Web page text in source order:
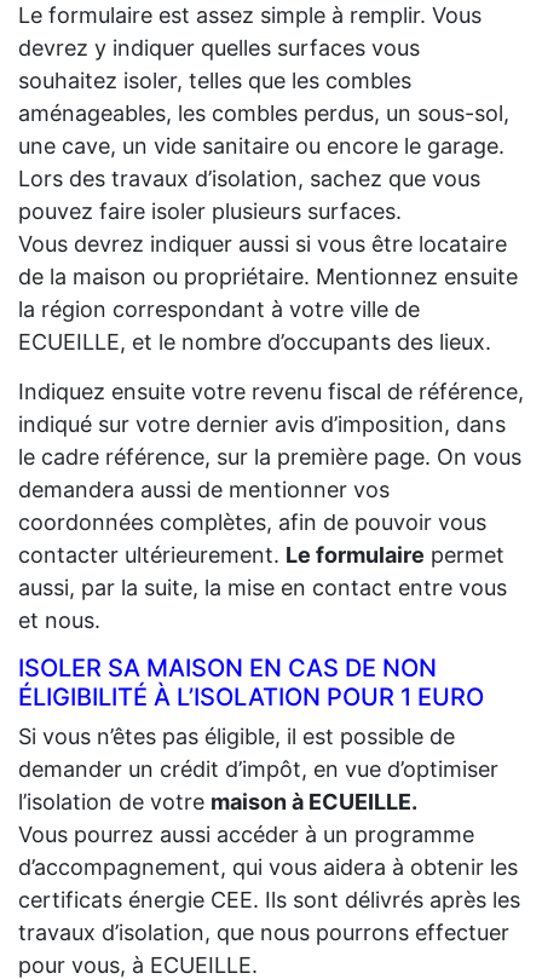
Le formulaire est assez simple à remplir. Vous
devrez y indiquer quelles surfaces vous
souhaitez isoler, telles que les combles
aménageables, les combles perdus, un sous-sol,
une cave, un vide sanitaire ou encore le garage.
Lors des travaux d’isolation, sachez que vous
pouvez faire isoler plusieurs surfaces.
Vous devrez indiquer aussi si vous être locataire
de la maison ou propriétaire. Mentionnez ensuite
la région correspondant à votre ville de
ECUEILLE, et le nombre d’occupants des lieux.
Indiquez ensuite votre revenu fiscal de référence,
indiqué sur votre dernier avis d’imposition, dans
le cadre référence, sur la première page. On vous
demandera aussi de mentionner vos
coordonnées complètes, afin de pouvoir vous
contacter ultérieurement. Le formulaire permet
aussi, par la suite, la mise en contact entre vous
et nous.
ISOLER SA MAISON EN CAS DE NON
ÉLIGIBILITÉ À L’ISOLATION POUR 1 EURO
Si vous n’êtes pas éligible, il est possible de
demander un crédit d’impôt, en vue d’optimiser
l’isolation de votre maison à ECUEILLE.
Vous pourrez aussi accéder à un programme
d’accompagnement, qui vous aidera à obtenir les
certificats énergie CEE. Ils sont délivrés après les
travaux d’isolation, que nous pourrons effectuer
pour vous, à ECUEILLE.